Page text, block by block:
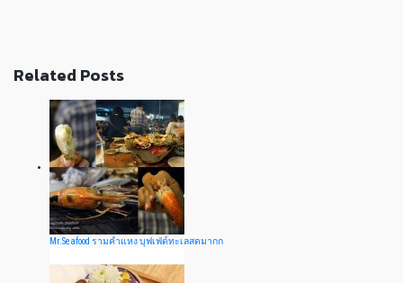
Related Posts
Mr.Seafood รามคำแหง บุฟเฟ่ต์ทะเลสดมากก